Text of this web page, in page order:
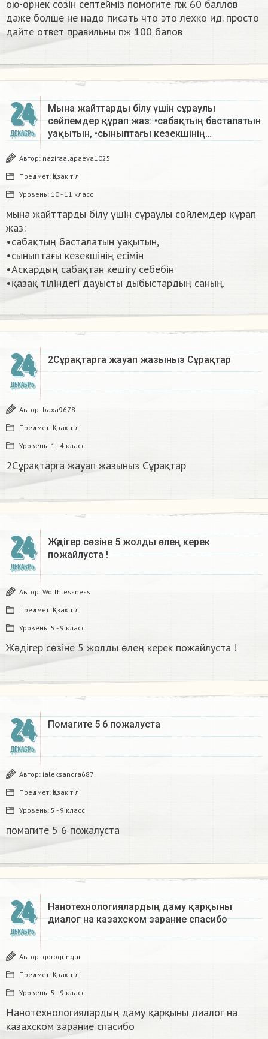
ою-өрнек сөзін септеймiз помогите пж 60 баллов
даже болше не надо писать что это лехко ид. просто
дайте ответ правильны пж 100 балов ​
24
ДЕКАБРЬ
Мына жайттарды білу үшін сұраулы
сөйлемдер құрап жаз: •сабақтың басталатын
уақытын, •сыныптағы кезекшінің…
Автор: naziraalapaeva1025
Предмет: Қазақ тiлi
Уровень: 10 - 11 класс
мына жайттарды білу үшін сұраулы сөйлемдер құрап
жаз:
•сабақтың басталатын уақытын,
•сыныптағы кезекшінің есімін
•Асқардың сабақтан кешігу себебін
•қазақ тіліндегі дауысты дыбыстардың саның. ​
24
ДЕКАБРЬ
2Сұрақтарга жауап жазыныз Сұрақтар​
Автор: baxa9678
Предмет: Қазақ тiлi
Уровень: 1 - 4 класс
2Сұрақтарга жауап жазыныз Сұрақтар​
24
ДЕКАБРЬ
Жәдігер сөзіне 5 жолды өлең керек
пожайлуста !
Автор: Worthlessness
Предмет: Қазақ тiлi
Уровень: 5 - 9 класс
Жәдігер сөзіне 5 жолды өлең керек пожайлуста !
24
ДЕКАБРЬ
Помагите 5 6 пожалуста​
Автор: ialeksandra687
Предмет: Қазақ тiлi
Уровень: 5 - 9 класс
помагите 5 6 пожалуста​
24
ДЕКАБРЬ
Нанотехнологиялардың даму қарқыны
диалог на казахском зарание спасибо
Автор: gorogringur
Предмет: Қазақ тiлi
Уровень: 5 - 9 класс
Нанотехнологиялардың даму қарқыны диалог на
казахском зарание спасибо